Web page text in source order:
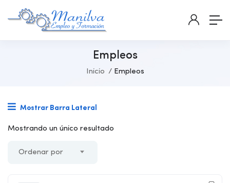
Empleos
Inicio Empleos
Mostrar Barra Lateral
Mostrando un único resultado
Ordenar por